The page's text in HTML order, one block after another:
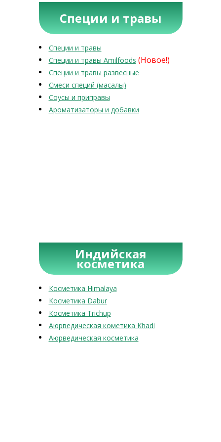
Специи и травы
Специи и травы
Специи и травы Amilfoods (Новое!)
Специи и травы развесные
Смеси специй (масалы)
Соусы и приправы
Ароматизаторы и добавки
Индийская
косметика
Косметика Himalaya
Косметика Dabur
Косметика Trichup
Аюрведическая кометика Khadi
Аюрведическая косметика